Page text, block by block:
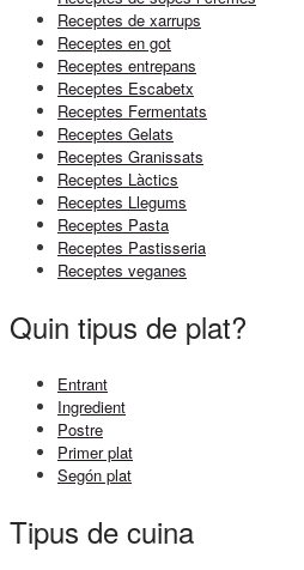
Receptes de xarrups
Receptes en got
Receptes entrepans
Receptes Escabetx
Receptes Fermentats
Receptes Gelats
Receptes Granissats
Receptes Làctics
Receptes Llegums
Receptes Pasta
Receptes Pastisseria
Receptes veganes
Quin tipus de plat?
Entrant
Ingredient
Postre
Primer plat
Segón plat
Tipus de cuina